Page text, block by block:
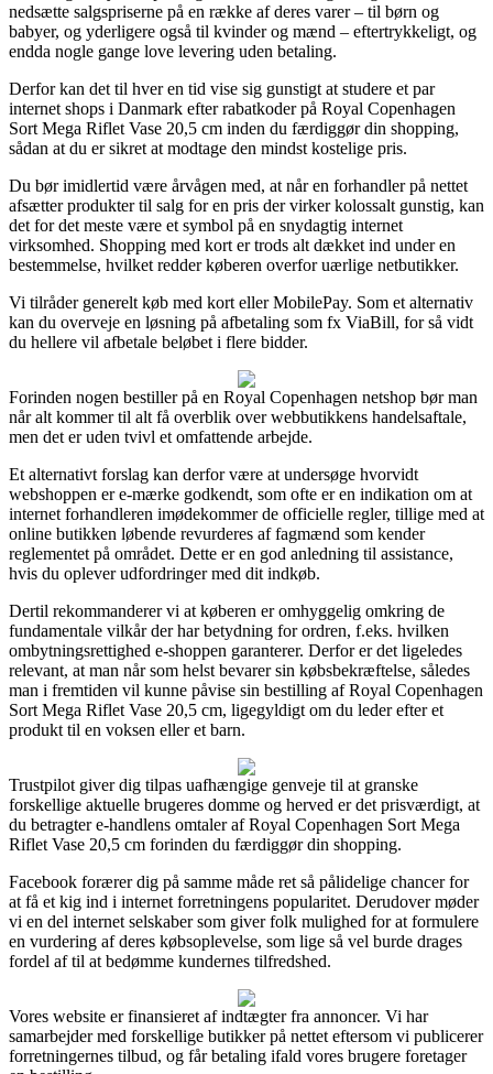
nedsætte salgspriserne på en række af deres varer – til børn og
babyer, og yderligere også til kvinder og mænd – eftertrykkeligt, og
endda nogle gange love levering uden betaling.
Derfor kan det til hver en tid vise sig gunstigt at studere et par
internet shops i Danmark efter rabatkoder på Royal Copenhagen
Sort Mega Riflet Vase 20,5 cm inden du færdiggør din shopping,
sådan at du er sikret at modtage den mindst kostelige pris.
Du bør imidlertid være årvågen med, at når en forhandler på nettet
afsætter produkter til salg for en pris der virker kolossalt gunstig, kan
det for det meste være et symbol på en snydagtig internet
virksomhed. Shopping med kort er trods alt dækket ind under en
bestemmelse, hvilket redder køberen overfor uærlige netbutikker.
Vi tilråder generelt køb med kort eller MobilePay. Som et alternativ
kan du overveje en løsning på afbetaling som fx ViaBill, for så vidt
du hellere vil afbetale beløbet i flere bidder.
Forinden nogen bestiller på en Royal Copenhagen netshop bør man
når alt kommer til alt få overblik over webbutikkens handelsaftale,
men det er uden tvivl et omfattende arbejde.
Et alternativt forslag kan derfor være at undersøge hvorvidt
webshoppen er e-mærke godkendt, som ofte er en indikation om at
internet forhandleren imødekommer de officielle regler, tillige med at
online butikken løbende revurderes af fagmænd som kender
reglementet på området. Dette er en god anledning til assistance,
hvis du oplever udfordringer med dit indkøb.
Dertil rekommanderer vi at køberen er omhyggelig omkring de
fundamentale vilkår der har betydning for ordren, f.eks. hvilken
ombytningsrettighed e-shoppen garanterer. Derfor er det ligeledes
relevant, at man når som helst bevarer sin købsbekræftelse, således
man i fremtiden vil kunne påvise sin bestilling af Royal Copenhagen
Sort Mega Riflet Vase 20,5 cm, ligegyldigt om du leder efter et
produkt til en voksen eller et barn.
Trustpilot giver dig tilpas uafhængige genveje til at granske
forskellige aktuelle brugeres domme og herved er det prisværdigt, at
du betragter e-handlens omtaler af Royal Copenhagen Sort Mega
Riflet Vase 20,5 cm forinden du færdiggør din shopping.
Facebook forærer dig på samme måde ret så pålidelige chancer for
at få et kig ind i internet forretningens popularitet. Derudover møder
vi en del internet selskaber som giver folk mulighed for at formulere
en vurdering af deres købsoplevelse, som lige så vel burde drages
fordel af til at bedømme kundernes tilfredshed.
Vores website er finansieret af indtægter fra annoncer. Vi har
samarbejder med forskellige butikker på nettet eftersom vi publicerer
forretningernes tilbud, og får betaling ifald vores brugere foretager